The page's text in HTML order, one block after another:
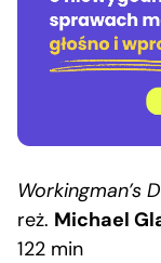
Workingman’s
reż. Michael
122 min